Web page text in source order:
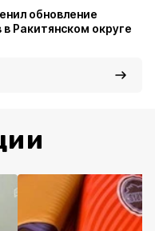
обновление
Ракитянском округе